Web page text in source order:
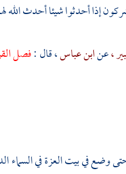
إذا أحدثوا شيئا أحدث الله
،عنابن عباس، قال :فصل
في بيت العزة في السماء